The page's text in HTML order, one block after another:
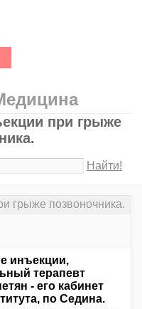
при грыже
Найти!
грыже позвоночника.
инъекции,
терапевт
- его кабинет
по Седина.